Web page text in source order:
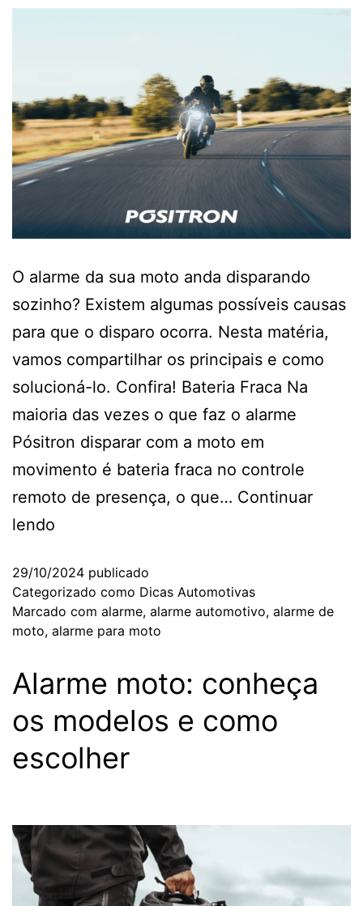
O alarme da sua moto anda disparando
sozinho? Existem algumas possíveis causas
para que o disparo ocorra. Nesta matéria,
vamos compartilhar os principais e como
solucioná-lo. Confira! Bateria Fraca Na
maioria das vezes o que faz o alarme
Pósitron disparar com a moto em
movimento é bateria fraca no controle
remoto de presença, o que… Continuar
lendo
29/10/2024 publicado
Categorizado como Dicas Automotivas
Marcado com alarme, alarme automotivo, alarme de
moto, alarme para moto
Alarme moto: conheça
os modelos e como
escolher